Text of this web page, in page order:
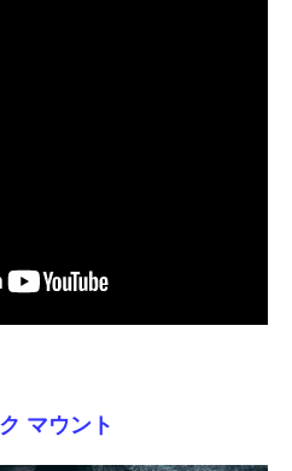
マウント